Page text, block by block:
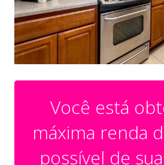
Você está
máxima renda
possível de